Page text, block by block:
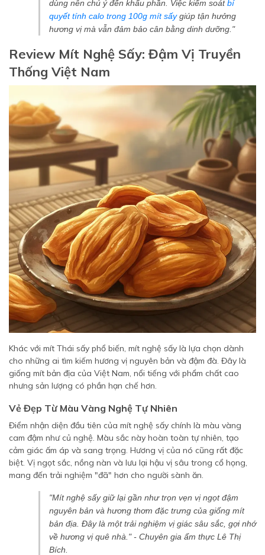
dùng nên chú ý đến khẩu phần. Việc kiểm soátbí
quyết tính calo trong 100g mít sấygiúp tận hưởng
hương vị mà vẫn đảm bảo cân bằng dinh dưỡng."
Review Mít Nghệ Sấy: Đậm Vị Truyền
Thống Việt Nam
Khác với mít Thái sấy phổ biến, mít nghệ sấy là lựa chọn dành
cho những ai tìm kiếm hương vị nguyên bản và đậm đà. Đây là
giống mít bản địa của Việt Nam, nổi tiếng với phẩm chất cao
nhưng sản lượng có phần hạn chế hơn.
Vẻ Đẹp Từ Màu Vàng Nghệ Tự Nhiên
Điểm nhận diện đầu tiên của mít nghệ sấy chính là màu vàng
cam đậm như củ nghệ. Màu sắc này hoàn toàn tự nhiên, tạo
cảm giác ấm áp và sang trọng. Hương vị của nó cũng rất đặc
biệt. Vị ngọt sắc, nồng nàn và lưu lại hậu vị sâu trong cổ họng,
mang đến trải nghiệm "đã" hơn cho người sành ăn.
"Mít nghệ sấy giữ lại gần như trọn vẹn vị ngọt đậm
nguyên bản và hương thơm đặc trưng của giống mít
bản địa. Đây là một trải nghiệm vị giác sâu sắc, gợi nhớ
về hương vị quê nhà."- Chuyên gia ẩm thực Lê Thị
Bích.